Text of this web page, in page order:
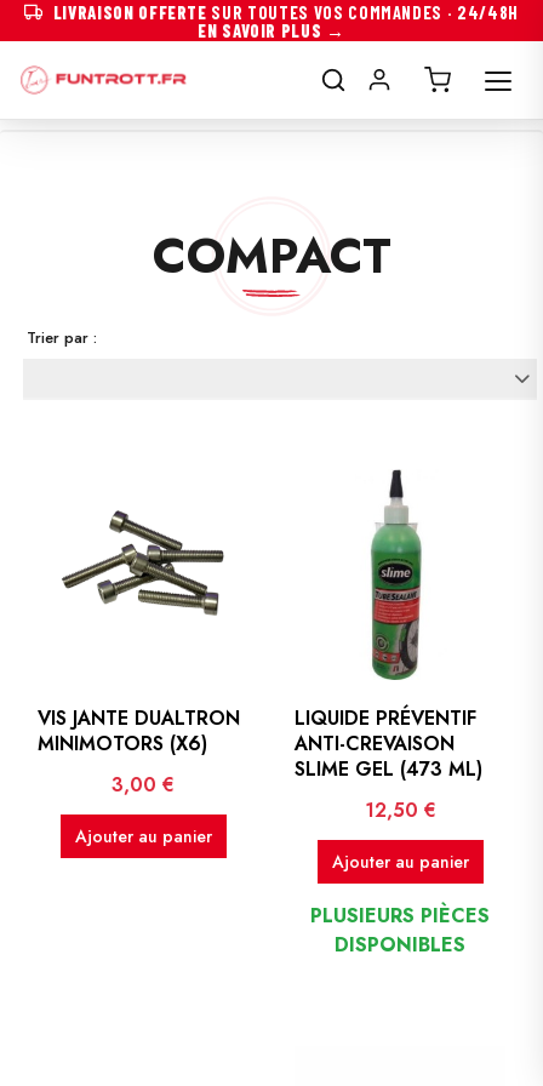
LIVRAISON OFFERTE SUR TOUTES VOS COMMANDES · 24/48H
EN SAVOIR PLUS →
COMPACT
Trier par :
VIS JANTE DUALTRON
MINIMOTORS (X6)
Prix
3,00 €
Ajouter au panier
LIQUIDE PRÉVENTIF
ANTI-CREVAISON
SLIME GEL (473 ML)
Prix
12,50 €
Ajouter au panier
PLUSIEURS PIÈCES
DISPONIBLES